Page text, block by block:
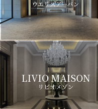
ウエリスアーバン
LIVIO MAISON
リビオメゾン